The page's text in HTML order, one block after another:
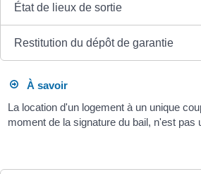
État de lieux de sortie
Restitution du dépôt de garantie
À savoir
La location d'un logement à un unique
moment de la signature du bail, n'est pas